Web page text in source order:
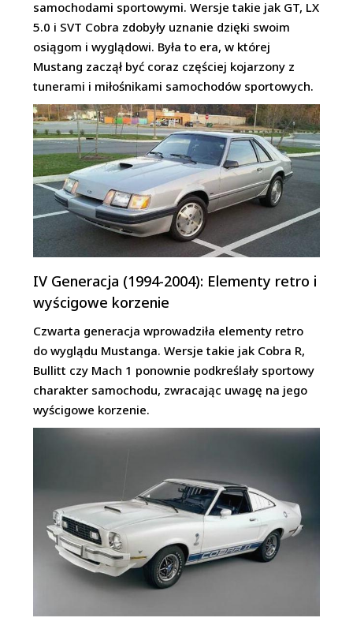
samochodami sportowymi. Wersje takie jak GT, LX
5.0 i SVT Cobra zdobyły uznanie dzięki swoim
osiągom i wyglądowi. Była to era, w której
Mustang zaczął być coraz częściej kojarzony z
tunerami i miłośnikami samochodów sportowych.
IV Generacja (1994-2004): Elementy retro i
wyścigowe korzenie
Czwarta generacja wprowadziła elementy retro
do wyglądu Mustanga. Wersje takie jak Cobra R,
Bullitt czy Mach 1 ponownie podkreślały sportowy
charakter samochodu, zwracając uwagę na jego
wyścigowe korzenie.